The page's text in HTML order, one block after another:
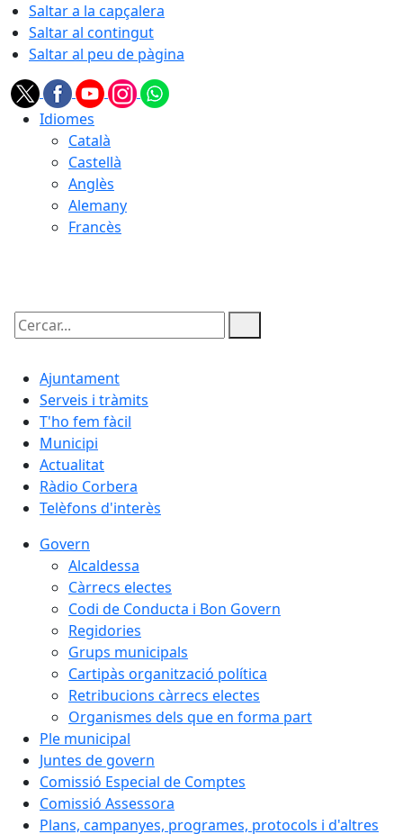
Saltar a la capçalera
Saltar al contingut
Saltar al peu de pàgina
Idiomes
Català
Castellà
Anglès
Alemany
Francès
Cercar:
Ajuntament
Serveis i tràmits
T'ho fem fàcil
Municipi
Actualitat
Ràdio Corbera
Telèfons d'interès
Govern
Alcaldessa
Càrrecs electes
Codi de Conducta i Bon Govern
Regidories
Grups municipals
Cartipàs organització política
Retribucions càrrecs electes
Organismes dels que en forma part
Ple municipal
Juntes de govern
Comissió Especial de Comptes
Comissió Assessora
Plans, campanyes, programes, protocols i d'altres